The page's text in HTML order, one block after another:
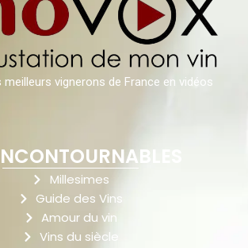
meilleurs vignerons de France en vidéos
Millesimes
Guide des Vins
Amour du vin
Vins du siècle